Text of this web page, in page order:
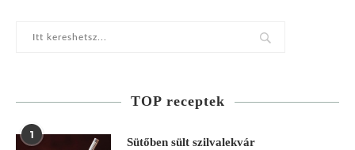
TOP receptek
1
Sütőben sült szilvalekvár